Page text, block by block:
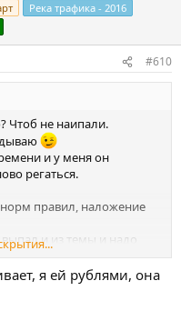
Река трафика - 2016
#610
Чтоб не наипали.
и у меня он
регаться.
правил, наложение
и из темы и надо
делегировать более
я ей рублями, она